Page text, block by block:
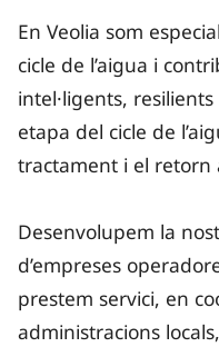
En Veolia som
cicle de l’aigua i
intel·ligents,
etapa del cicle de
tractament i el retorn
Desenvolupem la
d’empreses
prestem servici, en
administracions